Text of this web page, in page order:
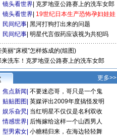
镜头看世界 克罗地亚公路赛上的洗车女郎
镜头看世界 19世纪日本生产恐怖孕妇娃娃
民间纪事 黑河打狗打出来的问题
民间纪事 明星代言假药应该视为共犯吗
丽“床模”怎样炼成的(组图)
来洗车！克罗地亚公路赛上的洗车女郎
更多>>
焦点新闻 不要迷恋哥，哥只是一个鬼
贴贴图图 英媒评出2009年度搞怪发明
娱乐旮旯 当红明星不仅仅是名利双收
情感世界 后悔嫁给这样一个山西男人
型男索女 小糖精归来，在海边轻轻舞